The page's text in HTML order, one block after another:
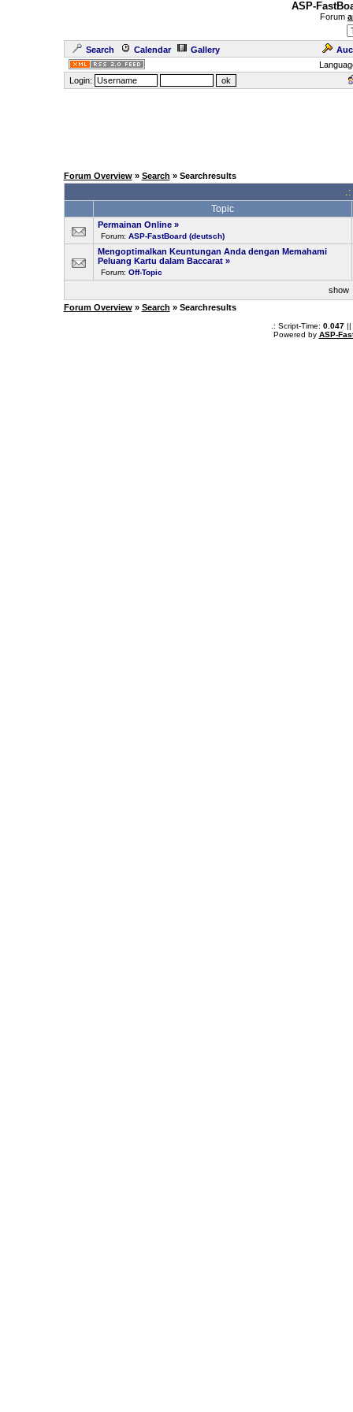
ASP-
Forum
Search Calendar Gallery
Login:
Forum Overview» Search » Searchresults
Topic
Permainan Online »
Forum: ASP-FastBoard (deutsch)
Mengoptimalkan Keuntungan Anda dengan Memahami
Peluang Kartu dalam Baccarat »
Forum: Off-Topic
show
Forum Overview» Search » Searchresults
.: Script-Time: 0.047||
Powered by ASP-